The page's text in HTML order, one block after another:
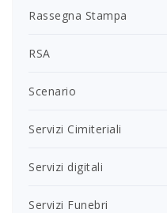
Rassegna Stampa
RSA
Scenario
Servizi Cimiteriali
Servizi digitali
Servizi Funebri